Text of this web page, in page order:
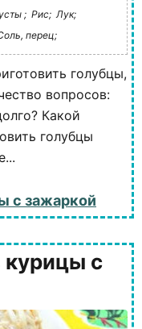
; Рис; Лук;
перец;
голубцы,
вопросов:
Какой
голубцы
с зажаркой
курицы с